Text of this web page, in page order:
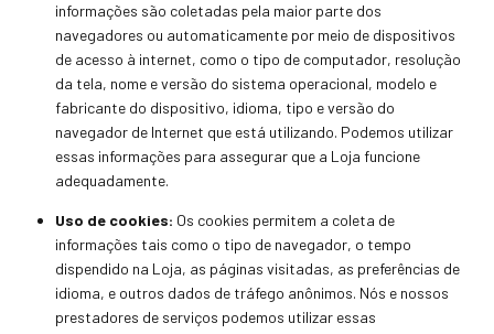
informações são coletadas pela maior parte dos
navegadores ou automaticamente por meio de dispositivos
de acesso à internet, como o tipo de computador, resolução
da tela, nome e versão do sistema operacional, modelo e
fabricante do dispositivo, idioma, tipo e versão do
navegador de Internet que está utilizando. Podemos utilizar
essas informações para assegurar que a Loja funcione
adequadamente.
Uso de cookies: Os cookies permitem a coleta de
informações tais como o tipo de navegador, o tempo
dispendido na Loja, as páginas visitadas, as preferências de
idioma, e outros dados de tráfego anônimos. Nós e nossos
prestadores de serviços podemos utilizar essas